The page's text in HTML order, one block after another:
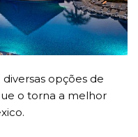
opções de
o torna a melhor